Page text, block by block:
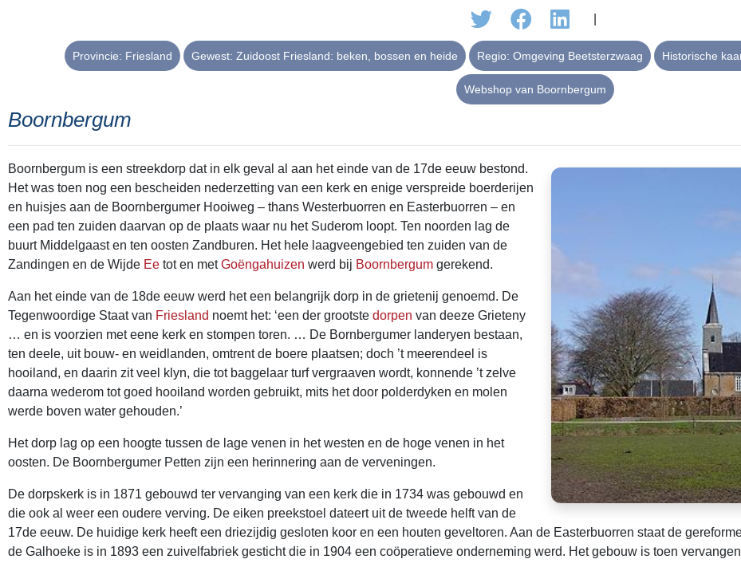
Provincie: Friesland Gewest: Zuidoost Friesland: beken, bossen en heide Regio: Omgeving Beetsterzwaag Historische
Webshop van Boornbergum
Boornbergum
Boornbergum is een streekdorp dat in elk geval al aan het einde van de 17de eeuw bestond.
Het was toen nog een bescheiden nederzetting van een kerk en enige verspreide boerderijen
en huisjes aan de Boornbergumer Hooiweg – thans Westerbuorren en Easterbuorren – en
een pad ten zuiden daarvan op de plaats waar nu het Suderom loopt. Ten noorden lag de
buurt Middelgaast en ten oosten Zandburen. Het hele laagveengebied ten zuiden van de
Zandingen en de Wijde Ee tot en metGoëngahuizen werd bij Boornbergum gerekend.
Aan het einde van de 18de eeuw werd het een belangrijk dorp in de grietenij genoemd. De
Tegenwoordige Staat van Friesland noemt het: ‘een der grootste dorpen van deeze Grieteny
… en is voorzien met eene kerk en stompen toren. … De Bornbergumer landeryen bestaan,
ten deele, uit bouw- en weidlanden, omtrent de boere plaatsen; doch ’t meerendeel is
hooiland, en daarin zit veel klyn, die tot baggelaar turf vergraaven wordt, konnende ’t zelve
daarna wederom tot goed hooiland worden gebruikt, mits het door polderdyken en molen
werde boven water gehouden.’
Het dorp lag op een hoogte tussen de lage venen in het westen en de hoge venen in het
oosten. De Boornbergumer Petten zijn een herinnering aan de verveningen.
De dorpskerk is in 1871 gebouwd ter vervanging van een kerk die in 1734 was gebouwd en
die ook al weer een oudere verving. De eiken preekstoel dateert uit de tweede helft van de
17de eeuw. De huidige kerk heeft een driezijdig gesloten koor en een houten geveltoren. Aan de Easterbuorren staat de
de Galhoeke is in 1893 een zuivelfabriek gesticht die in 1904 een coöperatieve onderneming werd. Het gebouw is toen